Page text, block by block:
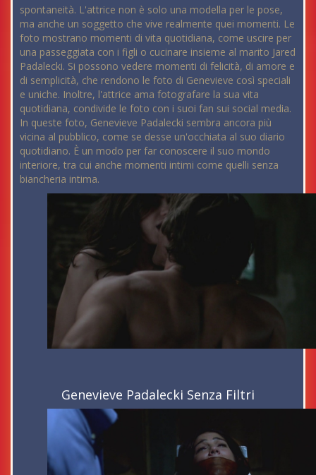
spontaneità. L'attrice non è solo una modella per le pose,
ma anche un soggetto che vive realmente quei momenti. Le
foto mostrano momenti di vita quotidiana, come uscire per
una passeggiata con i figli o cucinare insieme al marito Jared
Padalecki. Si possono vedere momenti di felicità, di amore e
di semplicità, che rendono le foto di Genevieve così speciali
e uniche. Inoltre, l'attrice ama fotografare la sua vita
quotidiana, condivide le foto con i suoi fan sui social media.
In queste foto, Genevieve Padalecki sembra ancora più
vicina al pubblico, come se desse un'occhiata al suo diario
quotidiano. È un modo per far conoscere il suo mondo
interiore, tra cui anche momenti intimi come quelli senza
biancheria intima.
Genevieve Padalecki Senza Filtri